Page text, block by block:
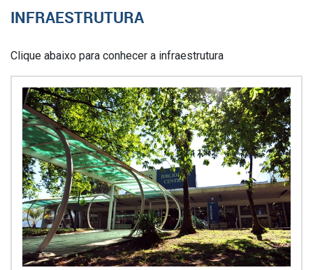
INFRAESTRUTURA
Clique abaixo para conhecer a infraestrutura